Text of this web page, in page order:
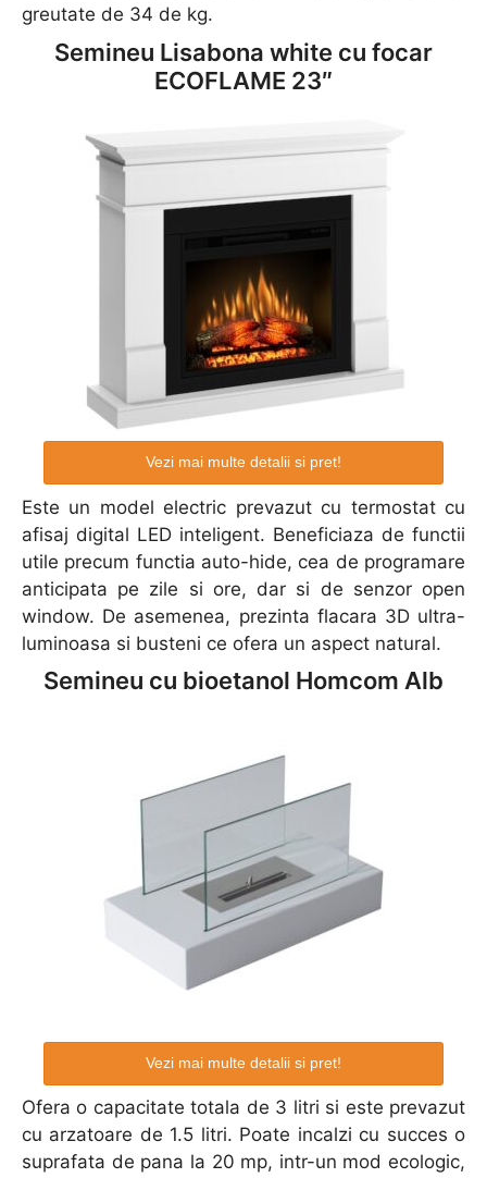
greutate de 34 de kg.
Semineu Lisabona white cu focar
ECOFLAME 23″
Vezi mai multe detalii si pret!
Este un model electric prevazut cu termostat cu
afisaj digital LED inteligent. Beneficiaza de functii
utile precum functia auto-hide, cea de programare
anticipata pe zile si ore, dar si de senzor open
window. De asemenea, prezinta flacara 3D ultra-
luminoasa si busteni ce ofera un aspect natural.
Semineu cu bioetanol Homcom Alb
Vezi mai multe detalii si pret!
Ofera o capacitate totala de 3 litri si este prevazut
cu arzatoare de 1.5 litri. Poate incalzi cu succes o
suprafata de pana la 20 mp, intr-un mod ecologic,